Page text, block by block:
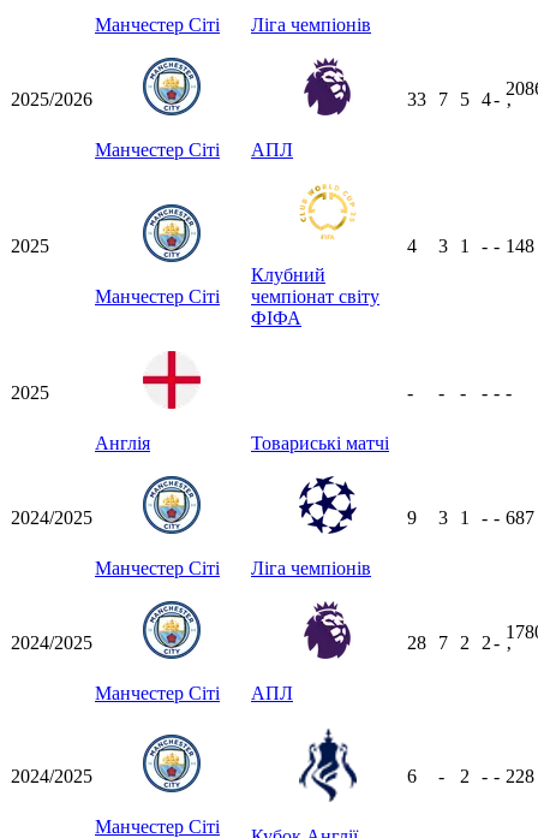
Манчестер Сіті Ліга чемпіонів
2025/2026
Манчестер Сіті АПЛ
33 7 5 4-
ʼ
2025
Манчестер Сіті
Клубний
чемпіонат світу
ФІФА
4 3 1 - - 148
2025
Англія Товариські матчі
- - - - - -
2024/2025
Манчестер Сіті Ліга чемпіонів
9 3 1 - - 687
2024/2025
Манчестер Сіті АПЛ
28 7 2 2-
ʼ
2024/2025
Манчестер Сіті
6 - 2 - - 228